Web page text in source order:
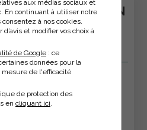
aux médias sociaux et
En continuant à utiliser notre
à nos cookies.
et modifier vos choix à
de Google : ce
données pour la
mesure de l'efficacité
de protection des
en cliquant ici
ET OPTIMISER SON
POUR GAGNER
situation